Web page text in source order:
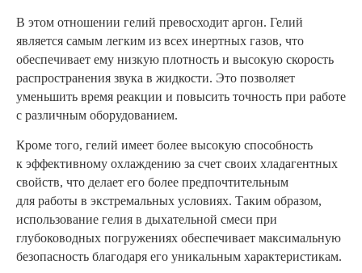
В этом отношении гелий превосходит аргон. Гелий
является самым легким из всех инертных газов, что
обеспечивает ему низкую плотность и высокую скорость
распространения звука в жидкости. Это позволяет
уменьшить время реакции и повысить точность при работе
с различным оборудованием.
Кроме того, гелий имеет более высокую способность
к эффективному охлаждению за счет своих хладагентных
свойств, что делает его более предпочтительным
для работы в экстремальных условиях. Таким образом,
использование гелия в дыхательной смеси при
глубоководных погружениях обеспечивает максимальную
безопасность благодаря его уникальным характеристикам.